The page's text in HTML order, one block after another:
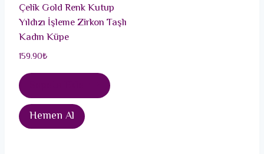
Çelik Gold Renk Kutup
Yıldızı İşleme Zirkon Taşlı
Kadın Küpe
159.90₺
Hemen Al